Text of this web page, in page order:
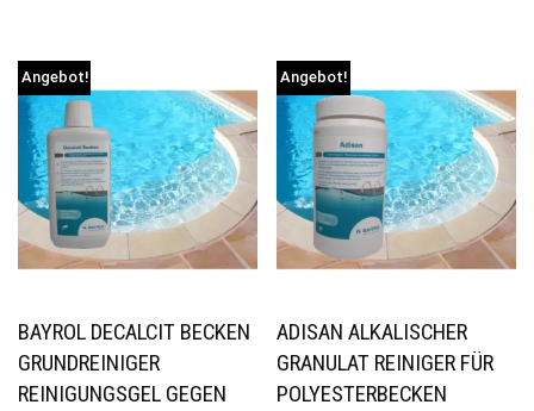
Angebot!
BAYROL DECALCIT BECKEN
GRUNDREINIGER
REINIGUNGSGEL GEGEN
Angebot!
ADISAN ALKALISCHER
GRANULAT REINIGER FÜR
POLYESTERBECKEN